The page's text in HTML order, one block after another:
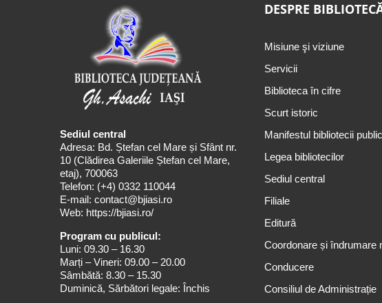
Sediul central
Adresa: Bd. Ștefan cel Mare și Sfânt nr.
10 (Clădirea Galeriile Ștefan cel Mare,
etaj), 700063
Telefon: (+4) 0332 110044
E-mail: contact@bjiasi.ro
Web: https://bjiasi.ro/
Program cu publicul:
Luni: 09.30 – 16.30
Marți – Vineri: 09.00 – 20.00
Sâmbătă: 8.30 – 15.30
Duminică, Sărbători legale: Închis
DESPRE
Misiune şi viziune
Servicii
Biblioteca în cifre
Scurt istoric
Manifestul bibliotecii
Legea bibliotecilor
Sediul central
Filiale
Editură
Coordonare și îndrumare
Conducere
Consiliul de Administrație